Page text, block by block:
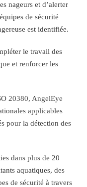
nageurs et d’alerter
de sécurité
est identifiée.
le travail des
et renforcer les
20380, AngelEye
applicables
pour la détection des
dans plus de 20
aquatiques, des
de sécurité à travers